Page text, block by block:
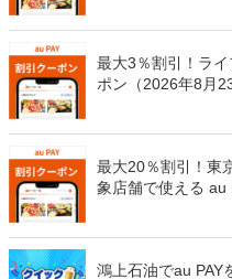
最大3％割引！ラ
ポン（2026年8月
最大20％割引！東
象店舗で使える au
鴻上石油でau PAY